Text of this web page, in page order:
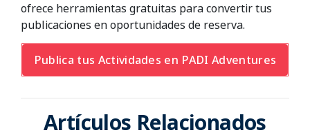
ofrece herramientas gratuitas para convertir tus
publicaciones en oportunidades de reserva.
Publica tus Actividades en PADI Adventures
Artículos Relacionados